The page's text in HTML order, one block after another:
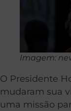
Imagem:
O Presidente
mudaram sua
uma missão